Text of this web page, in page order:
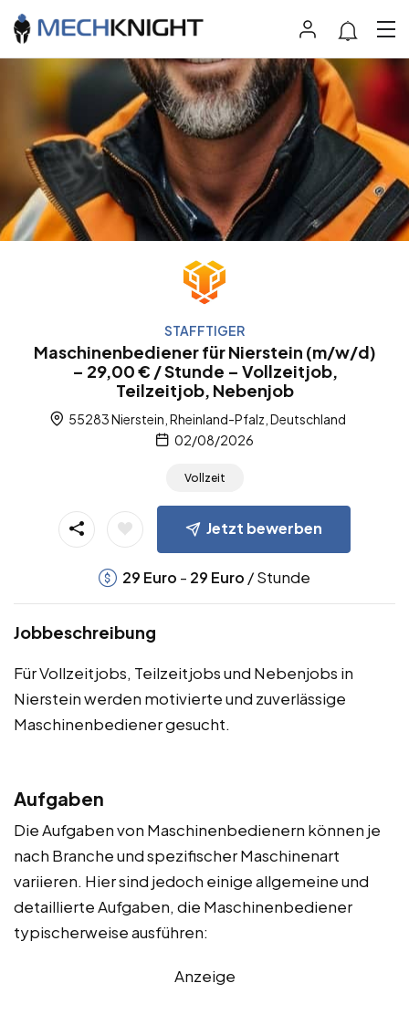
STAFFTIGER
Maschinenbediener für Nierstein (m/w/d)
– 29,00 € / Stunde – Vollzeitjob,
Teilzeitjob, Nebenjob
55283 Nierstein, Rheinland-Pfalz, Deutschland
02/08/2026
Vollzeit
Jetzt bewerben
29 Euro - 29 Euro / Stunde
Jobbeschreibung
Für Vollzeitjobs, Teilzeitjobs und Nebenjobs in
Nierstein werden motivierte und zuverlässige
Maschinenbediener gesucht.
Aufgaben
Die Aufgaben von Maschinenbedienern können je
nach Branche und spezifischer Maschinenart
variieren. Hier sind jedoch einige allgemeine und
detaillierte Aufgaben, die Maschinenbediener
typischerweise ausführen:
Anzeige